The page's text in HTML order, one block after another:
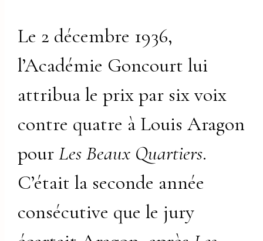
Le 2 décembre 1936,
l’Académie Goncourt lui
attribua le prix par six voix
contre quatre à Louis Aragon
pourLes Beaux Quartiers.
C’était la seconde année
consécutive que le jury